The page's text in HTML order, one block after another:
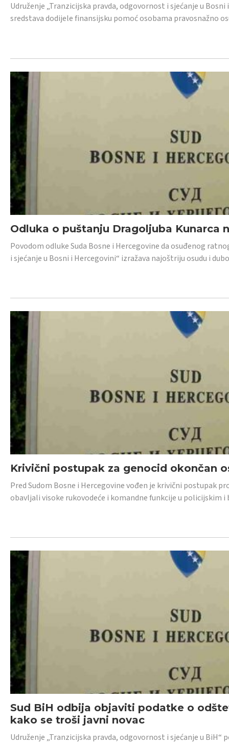
Udruženje „Tranzicijska pravda, odgovornost i sjećanje u
sredstava dodijele finansijsku pomoć osobama pravosnažno
Odluka o puštanju Dragoljuba Kunarca
Povodom odluke Suda Bosne i Hercegovine da osuđenog
i sjećanje u Bosni i Hercegovini“ izražava najoštriju osudu i
Krivični postupak za genocid okončan
Pred Sudom Bosne i Hercegovine vođen je krivični postupak
obavljali visoke rukovodeće i komandne funkcije u policijskim
Sud BiH odbija objaviti podatke o
kako se troši javni novac
Udruženje „Tranzicijska pravda, odgovornost i sjećanje u